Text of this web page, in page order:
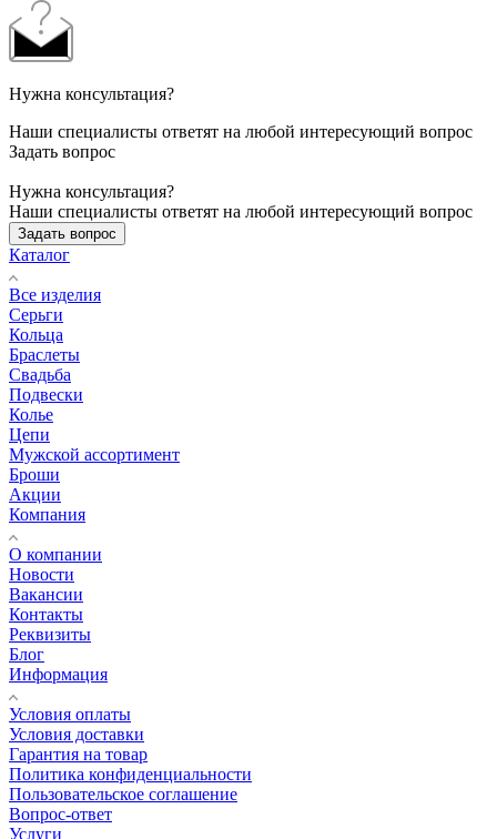
Нужна консультация?
Наши специалисты ответят на любой интересующий вопрос
Задать вопрос
Нужна консультация?
Наши специалисты ответят на любой интересующий вопрос
Задать вопрос
Каталог
Все изделия
Серьги
Кольца
Браслеты
Свадьба
Подвески
Колье
Цепи
Мужской ассортимент
Броши
Акции
Компания
О компании
Новости
Вакансии
Контакты
Реквизиты
Блог
Информация
Условия оплаты
Условия доставки
Гарантия на товар
Политика конфиденциальности
Пользовательское соглашение
Вопрос-ответ
Услуги